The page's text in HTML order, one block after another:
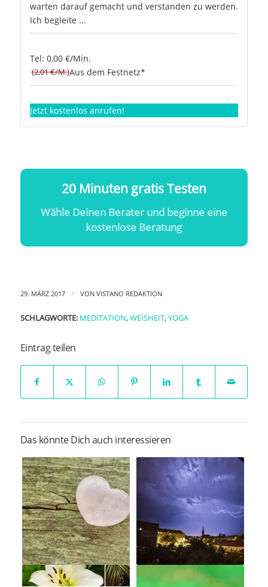
warten darauf gemacht und verstanden zu werden.
Ich begleite ...
Tel: 0,00 €/Min.
(2.01 €/M.)Aus dem Festnetz*
Jetzt kostenlos anrufen!
20 Minuten gratis Testen
Wähle Deinen Berater und beginne eine
kostenlose Beratung
29. MÄRZ 2017 / VON VISTANO REDAKTION
SCHLAGWORTE: MEDITATION,WEISHEIT,YOGA
Eintrag teilen
Das könnte Dich auch interessieren